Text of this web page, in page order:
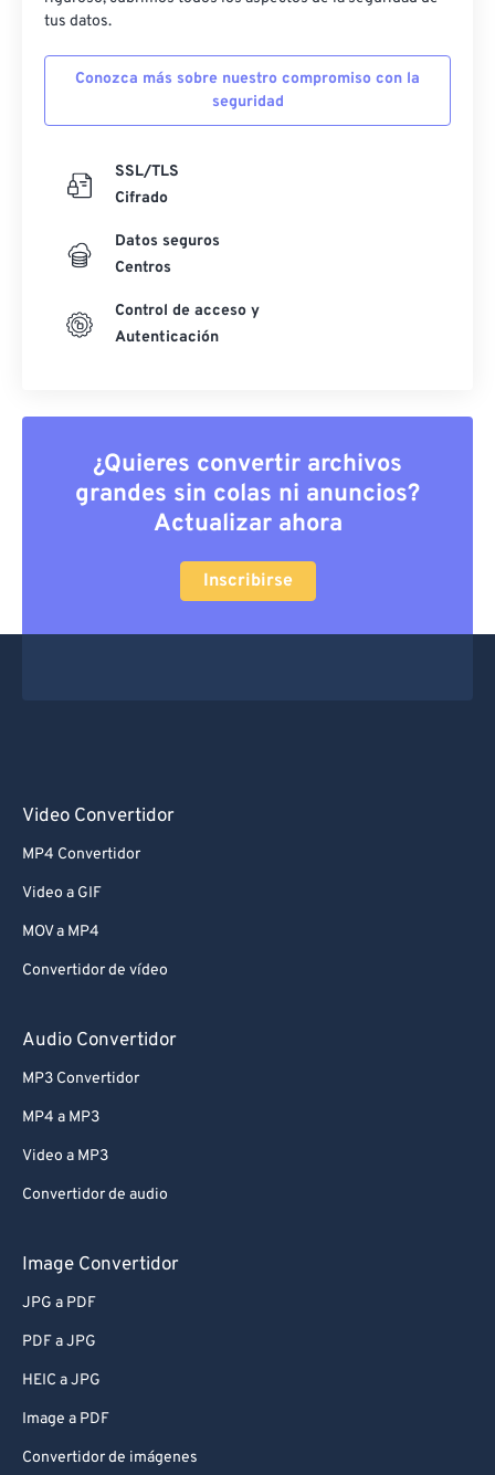
tus datos.
Conozca más sobre nuestro compromiso con la
seguridad
SSL/TLS
Cifrado
Datos seguros
Centros
Control de acceso y
Autenticación
¿Quieres convertir archivos
grandes sin colas ni anuncios?
Actualizar ahora
Inscribirse
Video Convertidor
MP4 Convertidor
Video a GIF
MOV a MP4
Convertidor de vídeo
Audio Convertidor
MP3 Convertidor
MP4 a MP3
Video a MP3
Convertidor de audio
Image Convertidor
JPG a PDF
PDF a JPG
HEIC a JPG
Image a PDF
Convertidor de imágenes